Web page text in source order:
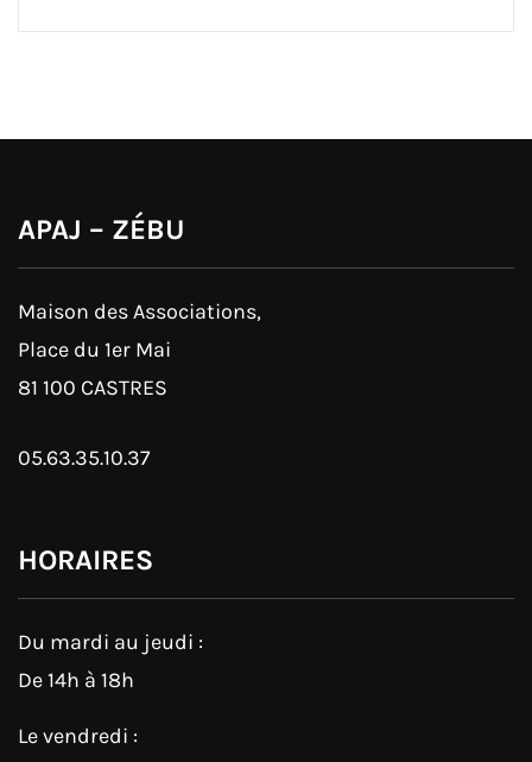
APAJ – ZÉBU
Maison des Associations,
Place du 1er Mai
81 100 CASTRES
05.63.35.10.37
HORAIRES
Du mardi au jeudi :
De 14h à 18h
Le vendredi :